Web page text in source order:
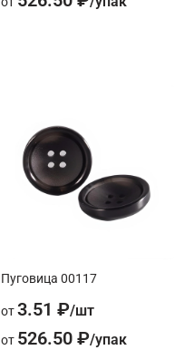
Пуговица 00117
от 3.51 ₽
от 526.50 ₽